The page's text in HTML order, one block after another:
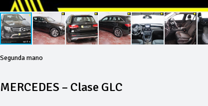
Segunda mano
MERCEDES – Clase GLC